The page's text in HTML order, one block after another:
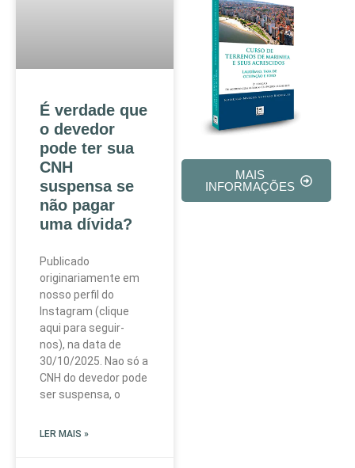
É verdade que
o devedor
pode ter sua
CNH
suspensa se
não pagar
uma dívida?
Publicado
originariamente em
nosso perfil do
Instagram (clique
aqui para seguir-
nos), na data de
30/10/2025. Nao só a
CNH do devedor pode
ser suspensa, o
LER MAIS »
MAIS
INFORMAÇÕES